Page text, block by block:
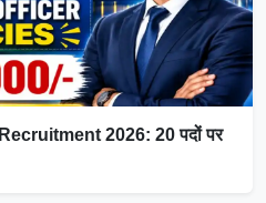
2026: 20 पदों पर